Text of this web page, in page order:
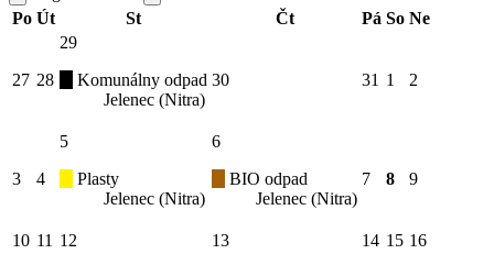
Po Út St Čt Pá So Ne
27 28
29
Komunálny odpad
Jelenec (Nitra)
30 31 1 2
3 4
5
Plasty
Jelenec (Nitra)
6
BIO odpad
Jelenec (Nitra)
7 8 9
10 11 12 13 14 15 16